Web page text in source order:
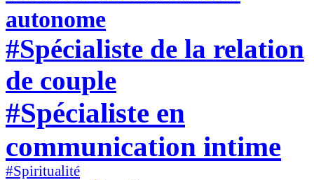
autonome
#Spécialiste de la relation
de couple
#Spécialiste en
communication intime
#Spiritualité